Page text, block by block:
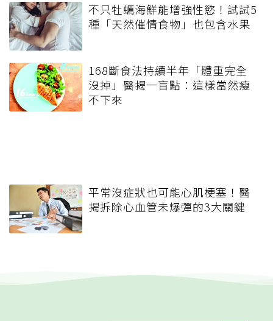
不只牡蠣海鮮能增強性慾！試試5
種「天然催情食物」也包含水果
168斷食法持續半年「體重完全
沒掉」醫揭一盲點：這樣當然瘦
不下來
平常沒症狀也可能心肌梗塞！醫
揭拆除心血管未爆彈的3大關鍵